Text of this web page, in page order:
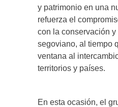
y patrimonio en una
refuerza el
con la conservación
segoviano, al tiempo
ventana al
territorios y países.
En esta ocasión, el